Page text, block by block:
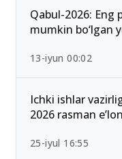
Qabul-2026: Eng
mumkin bo‘lgan
13-iyun 00:02
Ichki ishlar
2026 rasman
25-iyul 16:55